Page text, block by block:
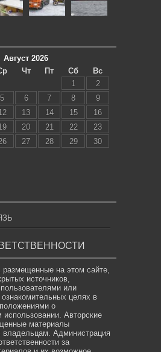
Август 2026
Чт Пт Сб
Вс
1
2
5 6 7 8
9
13 14 15
16
20 21 22
23
27 28 29
30
на этом сайте,
источников,
или
целях в
о
использовании. Авторские
материалы
владельцам. Администрация
за